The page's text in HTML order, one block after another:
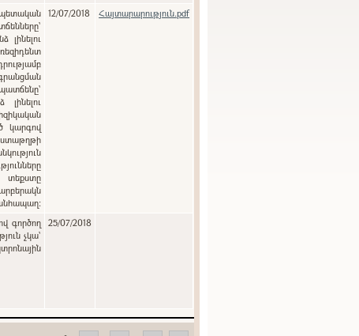
կարգով
տեքստը
12/07/2018 Հայտարարություն.pdf
գործող
չկա՝
25/07/2018